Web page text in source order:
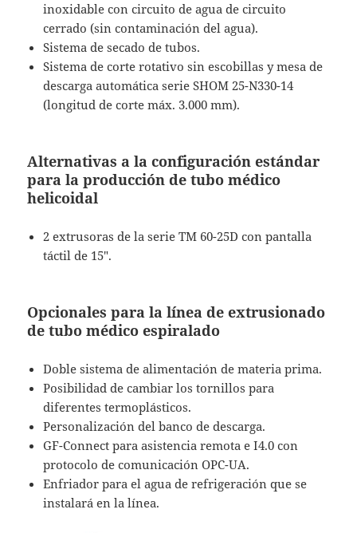
inoxidable con circuito de agua de circuito
cerrado (sin contaminación del agua).
Sistema de secado de tubos.
Sistema de corte rotativo sin escobillas y mesa de
descarga automática serie SHOM 25-N330-14
(longitud de corte máx. 3.000 mm).
Alternativas a la configuración estándar
para la producción de tubo médico
helicoidal
2 extrusoras de la serie TM 60-25D con pantalla
táctil de 15″.
Opcionales para la línea de extrusionado
de tubo médico espiralado
Doble sistema de alimentación de materia prima.
Posibilidad de cambiar los tornillos para
diferentes termoplásticos.
Personalización del banco de descarga.
GF-Connect para asistencia remota e I4.0 con
protocolo de comunicación OPC-UA.
Enfriador para el agua de refrigeración que se
instalará en la línea.